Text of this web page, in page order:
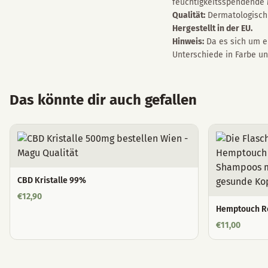
feuchtigkeitsspendende
Qualität:
Hergestellt in der EU.
Hinweis: Da es sich um
Unterschiede in Farbe
Das könnte dir auch gefallen
CBD Kristalle 99%
€12,90
Hemptouch
€11,00